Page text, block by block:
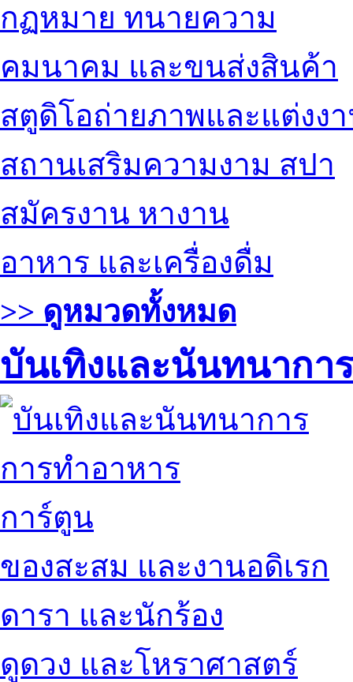
กฏหมาย ทนายความ
คมนาคม และขนส่งสินค้า
สตูดิโอถ่ายภาพและแต่งง
สถานเสริมความงาม สปา
สมัครงาน หางาน
อาหาร และเครื่องดื่ม
>> ดูหมวดทั้งหมด
บันเทิงและนันทนาการ
การทำอาหาร
การ์ตูน
ของสะสม และงานอดิเรก
ดารา และนักร้อง
ดูดวง และโหราศาสตร์